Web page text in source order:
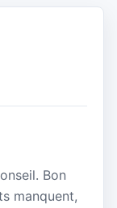
Bon
manquent,